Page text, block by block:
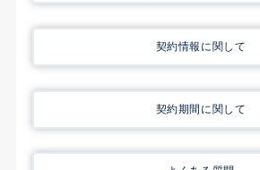
契約情報に関して
契約期間に関して